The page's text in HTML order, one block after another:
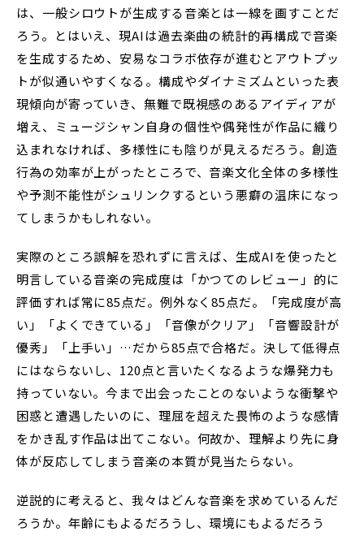
は、一般シロウトが生成する音楽とは一線を画すことだ
ろう。とはいえ、現AIは過去楽曲の統計的再構成で音楽
を生成するため、安易なコラボ依存が進むとアウトプッ
トが似通いやすくなる。構成やダイナミズムといった表
現傾向が寄っていき、無難で既視感のあるアイディアが
増え、ミュージシャン自身の個性や偶発性が作品に織り
込まれなければ、多様性にも陰りが見えるだろう。創造
行為の効率が上がったところで、音楽文化全体の多様性
や予測不能性がシュリンクするという悪癖の温床になっ
てしまうかもしれない。
実際のところ誤解を恐れずに言えば、生成AIを使ったと
明言している音楽の完成度は「かつてのレビュー」的に
評価すれば常に85点だ。例外なく85点だ。「完成度が高
い」「よくできている」「音像がクリア」「音響設計が
優秀」「上手い」…だから85点で合格だ。決して低得点
にはならないし、120点と言いたくなるような爆発力も
持っていない。今まで出会ったことのないような衝撃や
困惑と遭遇したいのに、理屈を超えた畏怖のような感情
をかき乱す作品は出てこない。何故か、理解より先に身
体が反応してしまう音楽の本質が見当たらない。
逆説的に考えると、我々はどんな音楽を求めているんだ
ろうか。年齢にもよるだろうし、環境にもよるだろう